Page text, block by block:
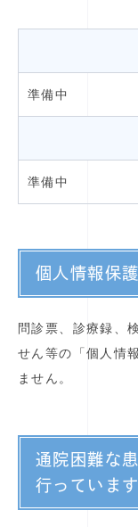
準備中
準備中
個人情報保
問診票、診療録、
せん等の「個人情
ません。
通院困難な
行っています